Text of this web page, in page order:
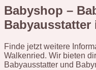
Babyshop –
Finde jetzt weitere
Walkenried. Wir bieten
Babyausstatter und